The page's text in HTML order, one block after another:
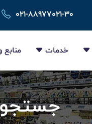
۰۲۱-۸۸۹۷۷۰۲۱-۳۰
خدمات منابع